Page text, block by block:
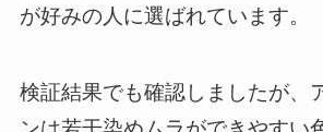
が好みの人に選ばれています。
検証結果でも確認しましたが、